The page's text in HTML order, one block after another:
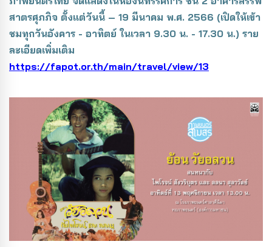
สาตรศุภภิจ ตั้งแต่วันนี้ – 19 มีนาคม พ.ศ. 2566 (เปิดให้เข้า
ชมทุกวันอังคาร - อาทิตย์ ในเวลา 9.30 น. - 17.30 น.) ราย
ละเอียดเพิ่มเติม
https://fapot.or.th/main/travel/view/13